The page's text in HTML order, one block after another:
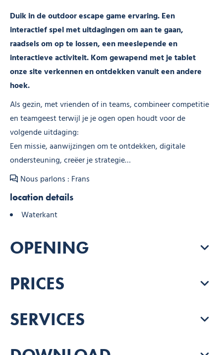
Duik in de outdoor escape game ervaring. Een
interactief spel met uitdagingen om aan te gaan,
raadsels om op te lossen, een meeslepende en
interactieve activiteit. Kom gewapend met je tablet
onze site verkennen en ontdekken vanuit een andere
hoek.
Als gezin, met vrienden of in teams, combineer competitie
en teamgeest terwijl je je ogen open houdt voor de
volgende uitdaging:
Een missie, aanwijzingen om te ontdekken, digitale
ondersteuning, creëer je strategie…
Nous parlons : Frans
location details
Waterkant
OPENING
PRICES
SERVICES